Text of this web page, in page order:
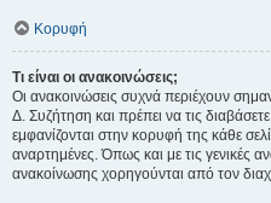
Κορυφή
Τι είναι οι ανακοινώσεις;
Οι ανακοινώσεις συχνά περιέχουν
Δ. Συζήτηση και πρέπει να τις
εμφανίζονται στην κορυφή της κάθε
αναρτημένες. Όπως και με τις γενικές
ανακοίνωσης χορηγούνται από τον